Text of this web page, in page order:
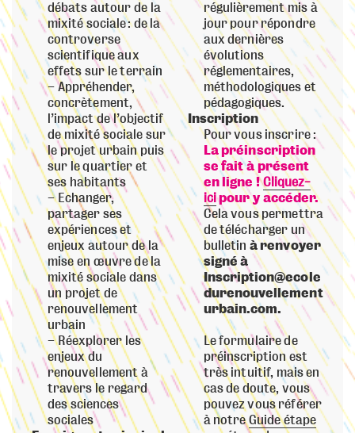
débats autour de la
mixité sociale : de la
controverse
scientifique aux
effets sur le terrain
Appréhender,
concrètement,
l’impact de l’objectif
de mixité sociale sur
le projet urbain puis
sur le quartier et
ses habitants
Echanger,
partager ses
expériences et
enjeux autour de la
mise en œuvre de la
mixité sociale dans
un projet de
renouvellement
urbain
Réexplorer les
enjeux du
renouvellement à
travers le regard
des sciences
sociales
régulièrement mis à
jour pour répondre
aux dernières
évolutions
réglementaires,
méthodologiques et
pédagogiques.
Inscription
Pour vous inscrire :
La préinscription
se fait à présent
en ligne !Cliquez-
icipour y accéder.
Cela vous permettra
de télécharger un
bulletin à renvoyer
signé à
Inscription@ecole
durenouvellement
urbain.com.
Le formulaire de
préinscription est
très intuitif, mais en
cas de doute, vous
pouvez vous référer
à notreGuide étape